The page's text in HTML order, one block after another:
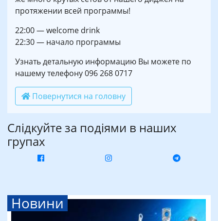
протяжении всей программы!
22:00 — welcome drink
22:30 — начало программы
Узнать детальную информацию Вы можете по
нашему телефону 096 268 0717
Повернутися на головну
Слідкуйте за подіями в наших
групах
Новини